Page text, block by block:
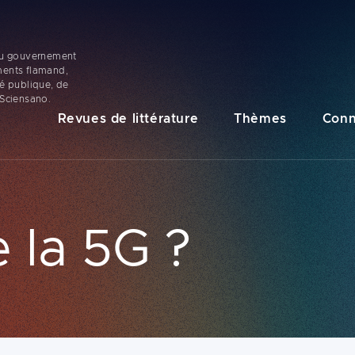
gouvernement
flamand,
publique, de
Navigation
principale
Revues de littérature Thèmes
la 5G ?